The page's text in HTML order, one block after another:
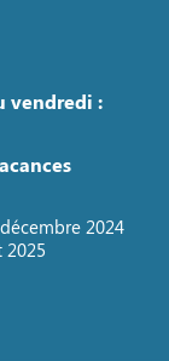
vendredi :
2024
2025